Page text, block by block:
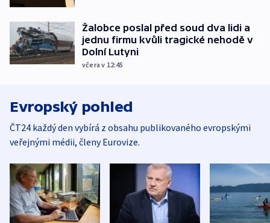
Žalobce poslal před soud dva lidi a
jednu firmu kvůli tragické nehodě v
Dolní Lutyni
včera v 12:45
Evropský pohled
ČT24 každý den vybírá z obsahu publikovaného evropskými
veřejnými médii, členy Eurovize.